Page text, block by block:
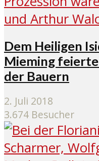
Dem Heiligen
Mieming
der Bauern
2. Juli 2018
3.674 Besucher